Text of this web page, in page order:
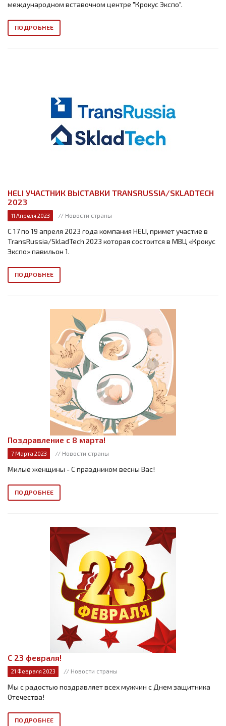
международном вставочном центре "Крокус Экспо".
ПОДРОБНЕЕ
HELI УЧАСТНИК ВЫСТАВКИ TRANSRUSSIA/SKLADTECH
2023
11 Апреля 2023 // Новости страны
С 17 по 19 апреля 2023 года компания HELI, примет участие в
TransRussia/SkladTech 2023 которая состоится в МВЦ «Крокус
Экспо» павильон 1.
ПОДРОБНЕЕ
Поздравление с 8 марта!
7 Марта 2023 // Новости страны
Милые женщины - С праздником весны Вас!
ПОДРОБНЕЕ
С 23 февраля!
21 Февраля 2023 // Новости страны
Мы с радостью поздравляет всех мужчин с Днем защитника
Отечества!
ПОДРОБНЕЕ